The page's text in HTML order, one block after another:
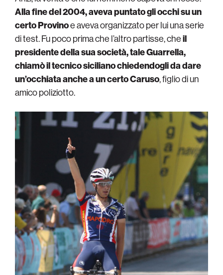
Alla fine del 2004, aveva puntato gli occhi su un
certo Provinoe aveva organizzato per lui una serie
di test. Fu poco prima che l’altro partisse, cheil
presidente della sua società, tale Guarrella,
chiamò il tecnico siciliano chiedendogli da dare
un’occhiata anche a un certo Caruso, figlio di un
amico poliziotto.